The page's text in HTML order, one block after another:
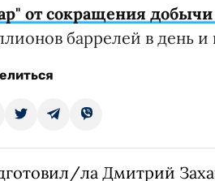
от сокращения
баррелей в день
ла Дмитрий